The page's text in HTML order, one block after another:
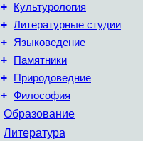
+ Культурология
+ Литературные студии
+ Языковедение
+ Памятники
+ Природоведние
+ Философия
Образование
Литература